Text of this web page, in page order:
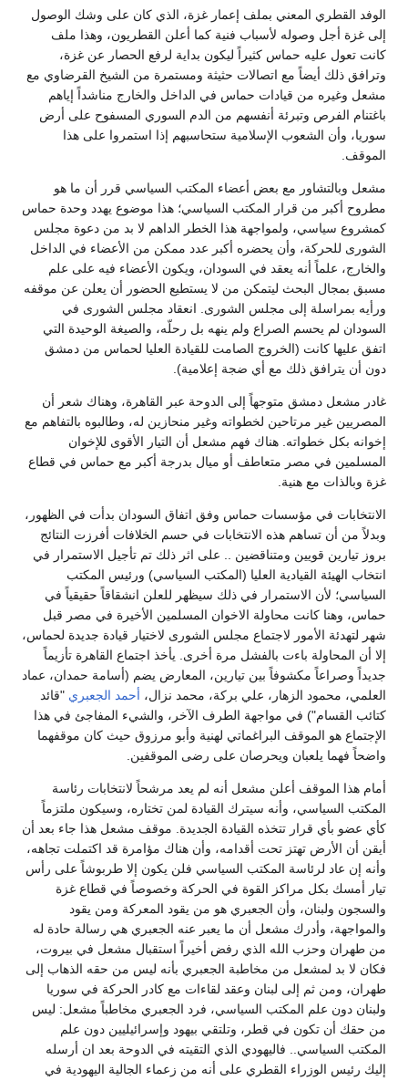
الوفد القطري المعني بملف إعمار غزة، الذي كان على وشك الوصول
إلى غزة أجل وصوله لأسباب فنية كما أعلن القطريون، وهذا ملف
كانت تعول عليه حماس كثيراً ليكون بداية لرفع الحصار عن غزة،
وترافق ذلك أيضاً مع اتصالات حثيثة ومستمرة من الشيخ القرضاوي مع
مشعل وغيره من قيادات حماس في الداخل والخارج مناشداً إياهم
باغتنام الفرص وتبرئة أنفسهم من الدم السوري المسفوح على أرض
سوريا، وأن الشعوب الإسلامية ستحاسبهم إذا استمروا على هذا
الموقف.
مشعل وبالتشاور مع بعض أعضاء المكتب السياسي قرر أن ما هو
مطروح أكبر من قرار المكتب السياسي؛ هذا موضوع يهدد وحدة حماس
كمشروع سياسي، ولمواجهة هذا الخطر الداهم لا بد من دعوة مجلس
الشورى للحركة، وأن يحضره أكبر عدد ممكن من الأعضاء في الداخل
والخارج، علماً أنه يعقد في السودان، ويكون الأعضاء فيه على علم
مسبق بمجال البحث ليتمكن من لا يستطيع الحضور أن يعلن عن موقفه
ورأيه بمراسلة إلى مجلس الشورى. انعقاد مجلس الشورى في
السودان لم يحسم الصراع ولم ينهه بل رحلّه، والصيغة الوحيدة التي
اتفق عليها كانت (الخروج الصامت للقيادة العليا لحماس من دمشق
دون أن يترافق ذلك مع أي ضجة إعلامية).
غادر مشعل دمشق متوجهاً إلى الدوحة عبر القاهرة، وهناك شعر أن
المصريين غير مرتاحين لخطواته وغير منحازين له، وطالبوه بالتفاهم مع
إخوانه بكل خطواته. هناك فهم مشعل أن التيار الأقوى للإخوان
المسلمين في مصر متعاطف أو ميال بدرجة أكبر مع حماس في قطاع
غزة وبالذات مع هنية.
الانتخابات في مؤسسات حماس وفق اتفاق السودان بدأت في الظهور،
وبدلاً من أن تساهم هذه الانتخابات في حسم الخلافات أفرزت النتائج
بروز تيارين قويين ومتناقضين .. على اثر ذلك تم تأجيل الاستمرار في
انتخاب الهيئة القيادية العليا (المكتب السياسي) ورئيس المكتب
السياسي؛ لأن الاستمرار في ذلك سيظهر للعلن انشقاقاً حقيقياً في
حماس، وهنا كانت محاولة الاخوان المسلمين الأخيرة في مصر قبل
شهر لتهدئة الأمور لاجتماع مجلس الشورى لاختيار قيادة جديدة لحماس،
إلا أن المحاولة باءت بالفشل مرة أخرى. يأخذ اجتماع القاهرة تأزيماً
جديداً وصراعاً مكشوفاً بين تيارين، المعارض يضم (أسامة حمدان، عماد
العلمي، محمود الزهار، علي بركة، محمد نزال، أحمد الجعبري "قائد
كتائب القسام") في مواجهة الطرف الآخر، والشيء المفاجئ في هذا
الإجتماع هو الموقف البراغماتي لهنية وأبو مرزوق حيث كان موقفهما
واضحاً فهما يلعبان ويحرصان على رضى الموقفين.
أمام هذا الموقف أعلن مشعل أنه لم يعد مرشحاً لانتخابات رئاسة
المكتب السياسي، وأنه سيترك القيادة لمن تختاره، وسيكون ملتزماً
كأي عضو بأي قرار تتخذه القيادة الجديدة. موقف مشعل هذا جاء بعد أن
أيقن أن الأرض تهتز تحت أقدامه، وأن هناك مؤامرة قد اكتملت تجاهه،
وأنه إن عاد لرئاسة المكتب السياسي فلن يكون إلا طربوشاً على رأس
تيار أمسك بكل مراكز القوة في الحركة وخصوصاً في قطاع غزة
والسجون ولبنان، وأن الجعبري هو من يقود المعركة ومن يقود
والمواجهة، وأدرك مشعل أن ما يعبر عنه الجعبري هي رسالة حادة له
من طهران وحزب الله الذي رفض أخيراً استقبال مشعل في بيروت،
فكان لا بد لمشعل من مخاطبة الجعبري بأنه ليس من حقه الذهاب إلى
طهران، ومن ثم إلى لبنان وعقد لقاءات مع كادر الحركة في سوريا
ولبنان دون علم المكتب السياسي، فرد الجعبري مخاطباً مشعل: ليس
من حقك أن تكون في قطر، وتلتقي بيهود وإسرائيليين دون علم
المكتب السياسي.. فاليهودي الذي التقيته في الدوحة بعد ان أرسله
إليك رئيس الوزراء القطري على أنه من زعماء الجالية اليهودية في